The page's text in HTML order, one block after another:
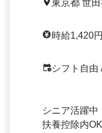
東京都 世
時給1,420円
シフト自由
シニア活躍中
扶養控除内OK